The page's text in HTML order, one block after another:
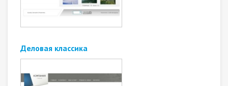
Деловая классика